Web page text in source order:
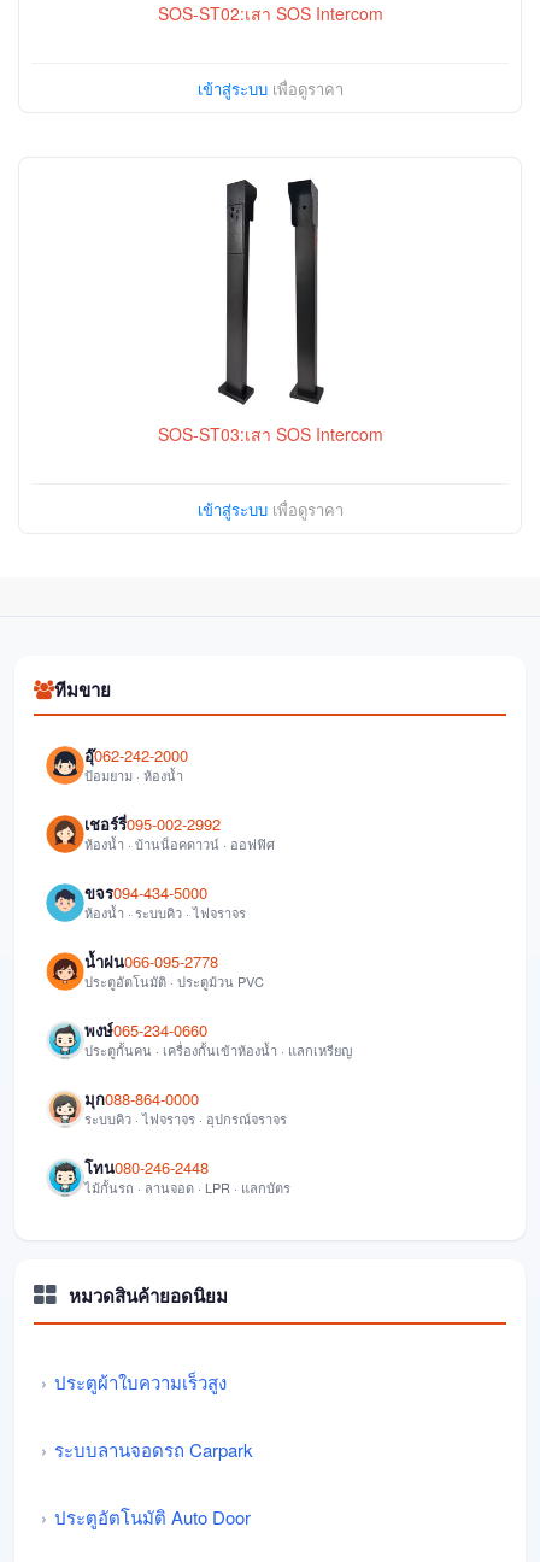
SOS-ST02:เสา SOS Intercom
เข้าสู่ระบบเพื่อดูราคา
SOS-ST03:เสา SOS Intercom
เข้าสู่ระบบเพื่อดูราคา
ทีมขาย
อุ๊062-242-2000
ป้อมยาม · ห้องน้ำ
เชอร์รี่095-002-2992
ห้องน้ำ · บ้านน็อคดาวน์ · ออฟฟิศ
ขจร094-434-5000
ห้องน้ำ · ระบบคิว · ไฟจราจร
น้ำฝน066-095-2778
ประตูอัตโนมัติ · ประตูม้วน PVC
พงษ์065-234-0660
ประตูกั้นคน · เครื่องกั้นเข้าห้องน้ำ · แลกเหรียญ
มุก088-864-0000
ระบบคิว · ไฟจราจร · อุปกรณ์จราจร
โทน080-246-2448
ไม้กั้นรถ · ลานจอด · LPR · แลกบัตร
หมวดสินค้ายอดนิยม
ประตูผ้าใบความเร็วสูง
ระบบลานจอดรถ Carpark
ประตูอัตโนมัติ Auto Door